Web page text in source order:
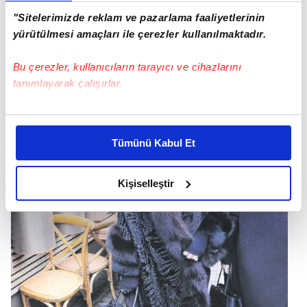
"Sitelerimizde reklam ve pazarlama faaliyetlerinin
yürütülmesi amaçları ile çerezler kullanılmaktadır.
Bu çerezler, kullanıcıların tarayıcı ve cihazlarını
tanımlayarak çalışırlar.
Bu çerezlere izin vermeniz halinde sizlere özel
daha iyi reklam deneyimi yaşatabiliriz. Bunu yaparken
amacımızın size daha iyi bir reklam deneyimi sunmak
olduğunu ve sizlere en iyi içerikleri sunabilmek adına
elimizden gelen çabayı gösterdiğimizi ve bu noktada,
reklamların maliyetlerimizi karşılamak noktasında tek gelir
kalemimiz olduğunu sizlere hatırlatmak isteriz.
Her halükârda, kullanıcılar, bu çerezlere izin vermedikleri
takdirde, kullanıcılara hedefli reklamlar
gösterilmeyecektir."
Tümünü Kabul Et
Kişiselleştir
Doğan SAVAŞ